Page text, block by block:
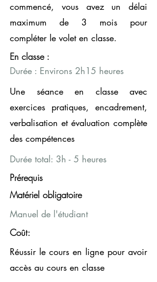
commencé, vous avez un délai
maximum de 3 mois pour
compléter le volet en classe.
En classe :
Durée : Environs 2h15 heures
Une séance en classe avec
exercices pratiques, encadrement,
verbalisation et évaluation complète
des compétences
Durée total: 3h - 5 heures
Prérequis
Matériel obligatoire
Manuel de l'étudiant
Coût:
Réussir le cours en ligne pour avoir
accès au cours en classe